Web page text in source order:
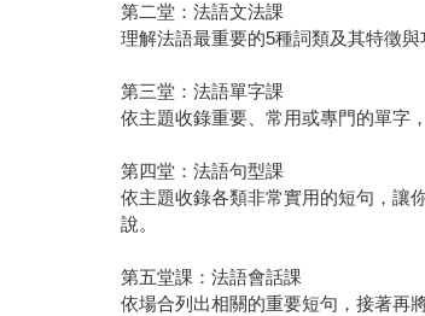
第二堂：法語文法課
理解法語最重要的5種詞類及其特徵與
第三堂：法語單字課
依主題收錄重要、常用或專門的單字
第四堂：法語句型課
依主題收錄各類非常實用的短句，讓
說。
第五堂課：法語會話課
依場合列出相關的重要短句，接著再